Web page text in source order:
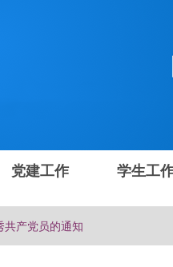
党建工作 学生工
共产党员的通知